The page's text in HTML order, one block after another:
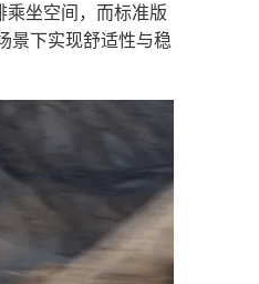
坐空间，而标准版
景下实现舒适性与稳